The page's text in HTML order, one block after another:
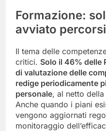
Formazione:
avviato
Il tema delle
critici. Solo il 46% delle
di valutazione delle
redige periodicamente
personale, al netto
Anche quando i piani
vengono aggiornati
monitoraggio